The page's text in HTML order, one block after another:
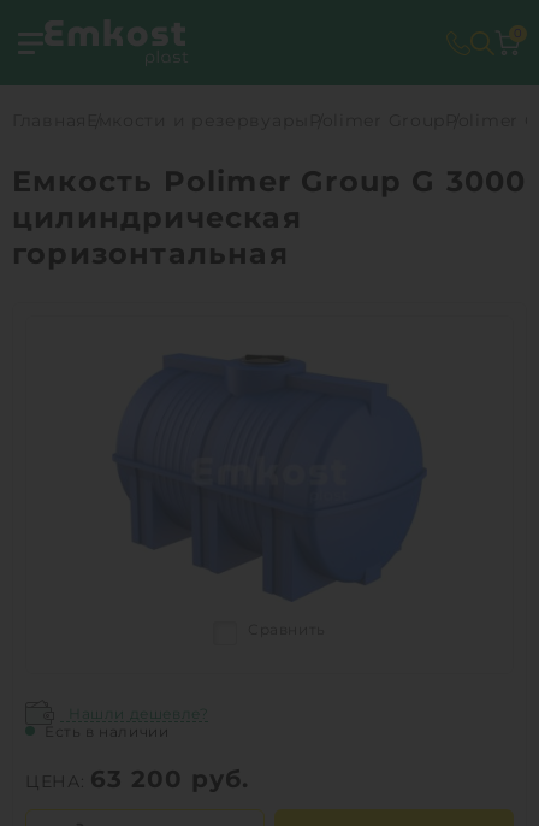
Емкость Polimer Group G 3000
цилиндрическая
горизонтальная
Нашли дешевле?
Есть в наличии
ЦЕНА: 63 200 руб.